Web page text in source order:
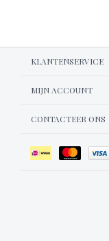
KLANTENSERVICE
MIJN ACCOUNT
CONTACTEER ONS